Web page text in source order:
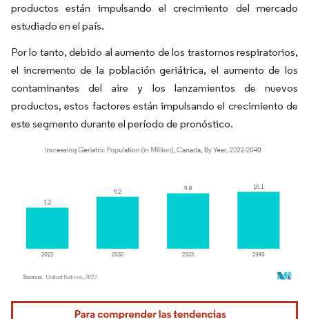
productos están impulsando el crecimiento del mercado
estudiado en el país.
Por lo tanto, debido al aumento de los trastornos respiratorios,
el incremento de la población geriátrica, el aumento de los
contaminantes del aire y los lanzamientos de nuevos
productos, estos factores están impulsando el crecimiento de
este segmento durante el período de pronóstico.
Imagen © Mordor Intelligence. El uso requiere atribución según CC BY 4.0.